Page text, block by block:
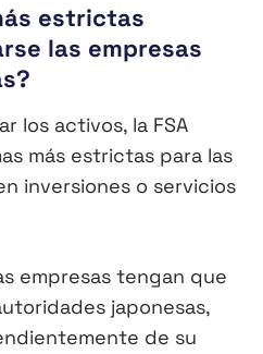
estrictas
las empresas
los activos, la FSA
más estrictas para las
inversiones o servicios
empresas tengan que
japonesas,
de su